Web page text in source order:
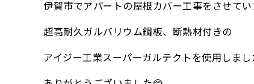
伊賀市でアパートの屋根カバー工事をさせてい
超高耐久ガルバリウム鋼板、断熱材付きの
アイジー工業スーパーガルテクトを使用しまし